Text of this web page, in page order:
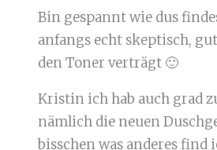
Bin gespannt wie dus
anfangs echt skeptisch,
den Toner verträgt 🙂
Kristin ich hab auch grad
nämlich die neuen
bisschen was anderes find